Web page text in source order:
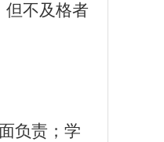
但不及格者
负责；学